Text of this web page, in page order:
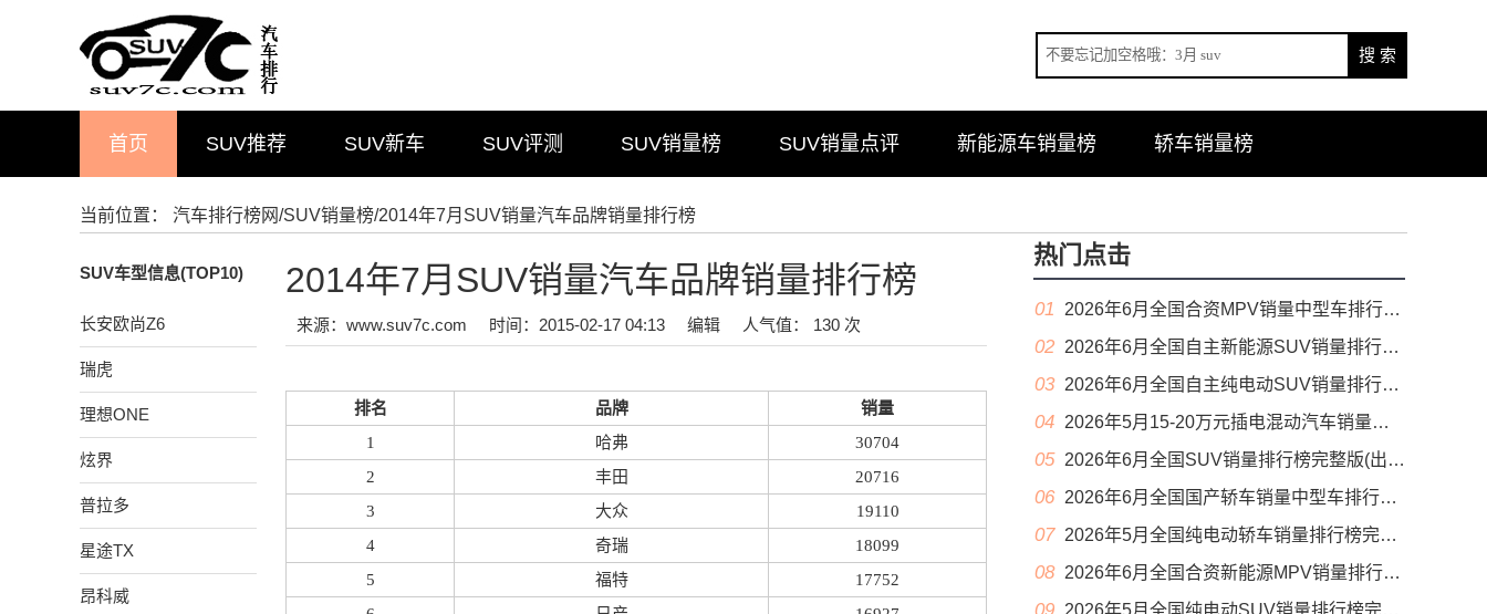
首页 SUV推荐 SUV新车 SUV评测 SUV销量榜 SUV销量点评 新能源车销量榜 轿车销量榜
当前位置： 汽车排行榜网/SUV销量榜/2014年7月SUV销量汽车品牌销量排行榜
SUV车型信息(TOP10)
长安欧尚Z6
瑞虎
理想ONE
炫界
普拉多
星途TX
昂科威
2014年7月SUV销量汽车品牌销量排行榜
来源：www.suv7c.com 时间：2015-02-17 04:13 编辑 人气值： 130 次
排名 品牌
销量
1
哈弗
30704
2
丰田
20716
3
大众
19110
4
奇瑞
18099
5
福特
17752
热门点击
01 2026年6月全国合资MPV销量中型车排行榜完整版(零售量
02 2026年6月全国自主新能源SUV销量排行榜完整版(零售量
03 2026年6月全国自主纯电动SUV销量排行榜完整版(零售量
04 2026年5月15-20万元插电混动汽车销量排行榜（零售量）
05 2026年6月全国SUV销量排行榜完整版(出口量
06 2026年6月全国国产轿车销量中型车排行榜完整版(零售量
07 2026年5月全国纯电动轿车销量排行榜完整版(批发量
08 2026年6月全国合资新能源MPV销量排行榜完整版(零售量
2026年5月全国纯电动SUV销量排行榜完整版(零售量